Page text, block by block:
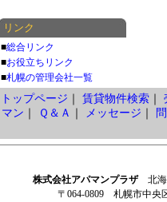
リンク
■総合リンク
■お役立ちリンク
■札幌の管理会社一覧
トップページ 賃貸物件検索｜
マン
Ｑ＆Ａ メッセージ
株式会社アパマンプラザ北海
〒064-0809 札幌市中央